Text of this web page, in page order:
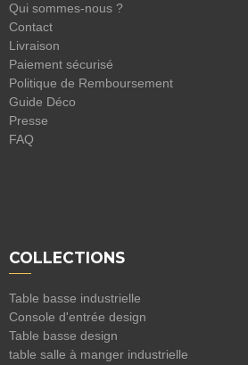
Qui sommes-nous ?
Contact
Livraison
Paiement sécurisé
Politique de Remboursement
Guide Déco
Presse
FAQ
COLLECTIONS
Table basse industrielle
Console d'entrée design
Table basse design
table salle à manger industrielle